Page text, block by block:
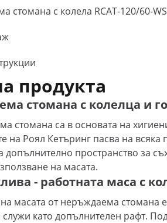
стомана с колела RCAT-120/60-WS
продукта
стомана с колелца и
стомана са в основата на
на Роял Кетъринг пасва на
допълнително пространство за
на масата.
- работната маса с
масата от неръждаема стомана
като допълнителен рафт.